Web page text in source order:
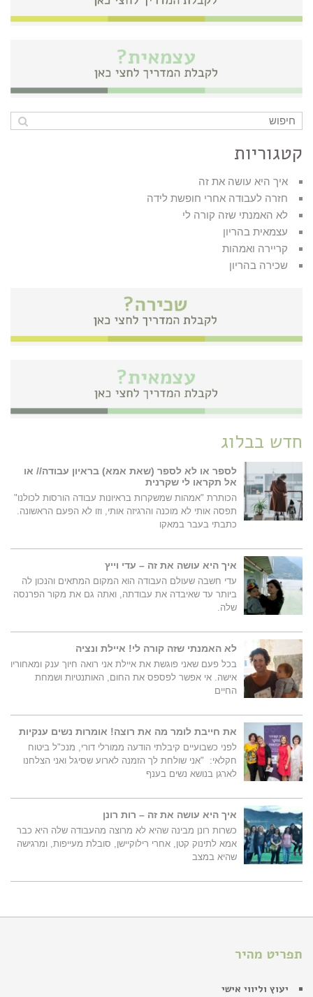
קטגוריות
איך היא עושה את זה
חזרה לעבודה אחרי חופשת לידה
לא האמנתי שזה קורה לי
עצמאית בהריון
קריירה ואמהות
שכירה בהריון
חדש בבלוג
לספר או לא לספר (שאת אמא) בראיון עבודה// או
אל תקראו לי שקרנית
הכותרת "אמהות שמשקרות בראיונות עבודה הורסות לכולנו"
תפסה אותי לא מוכנה והרגיזה אותי, וזו לא הפעם הראשונה.
כתבתי בעבר במאקו
איך היא עושה את זה – עדי וייץ
עדי חשבה שעולם העבודה הוא המקום המתאים והנכון לה
ביותר עד שאיבדה את עבודתה, ואתה גם את מקור הפרנסה
שלה.
לא האמנתי שזה קורה לי! איילת ונציה
בכל פעם שאני פוגשת את איילת אני רואה חיוך ענק ומאחוריו
אישה. אי אפשר לפספס את החום, האותנטיות ושמחת
החיים
את חייבת לומר מה את רוצה! אומרות נשים ענקיות
לפני כשבועיים קיבלתי הודעה ממורלי דורי, מנכ"ל ביטוח
חקלאי: "אני שולחת לך הזמנה לארוע שסיגל ואני הצלחנו
לארגן בנושא נשים בענף
איך היא עושה את זה – רות רונן
כשרות רונן מבינה שהיא לא מרוצה מהעבודה שלה היא כבר
אמא לתינוק קטן, אחרי רילוקיישן, סובלת מעייפות, ומרגישה
שהיא במצב
תפריט מהיר
יעוץ וליווי אישי